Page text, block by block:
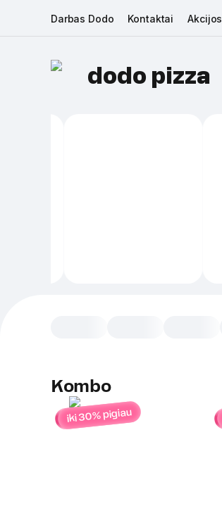
Darbas Dodo Kontaktai Akcijos
dodo pizza
Kombo
iki 30% pigiau